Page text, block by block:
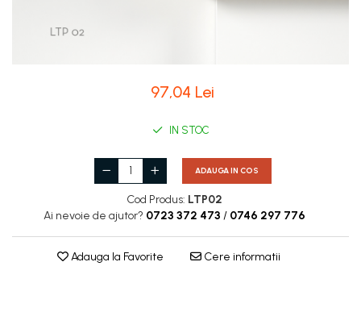
Baze coloane
Semicoloane de interior
Baze semicoloane
Piedestaluri semicoloane
97,04 Lei
IN STOC
ADAUGA IN COS
Cod Produs: LTP02
Ai nevoie de ajutor? 0723 372 473 / 0746 297 776
Adauga la Favorite Cere informatii